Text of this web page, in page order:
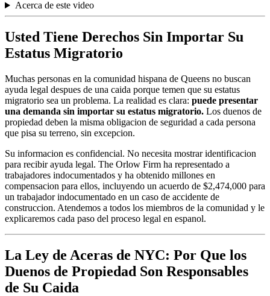
Acerca de este video
Usted Tiene Derechos Sin Importar Su
Estatus Migratorio
Muchas personas en la comunidad hispana de Queens no buscan
ayuda legal despues de una caida porque temen que su estatus
migratorio sea un problema. La realidad es clara: puede presentar
una demanda sin importar su estatus migratorio. Los duenos de
propiedad deben la misma obligacion de seguridad a cada persona
que pisa su terreno, sin excepcion.
Su informacion es confidencial. No necesita mostrar identificacion
para recibir ayuda legal. The Orlow Firm ha representado a
trabajadores indocumentados y ha obtenido millones en
compensacion para ellos, incluyendo un acuerdo de $2,474,000 para
un trabajador indocumentado en un caso de accidente de
construccion. Atendemos a todos los miembros de la comunidad y le
explicaremos cada paso del proceso legal en espanol.
La Ley de Aceras de NYC: Por Que los
Duenos de Propiedad Son Responsables
de Su Caida